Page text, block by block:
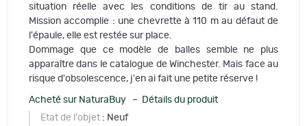
situation réelle avec les conditions de tir au stand.
Mission accomplie : une chevrette à 110 m au défaut de
l'épaule, elle est restée sur place.
Dommage que ce modèle de balles semble ne plus
apparaître dans le catalogue de Winchester. Mais face au
risque d'obsolescence, j'en ai fait une petite réserve !
Acheté sur NaturaBuy – Détails du produit
Etat de l'objet : Neuf